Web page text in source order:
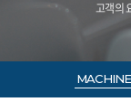
고객의
MACHINE